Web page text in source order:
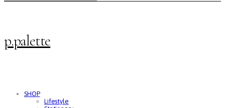
p.palette
SHOP
Lifestyle